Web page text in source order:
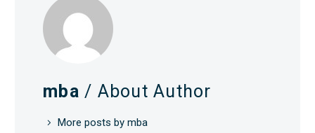
mba / About Author
More posts by mba